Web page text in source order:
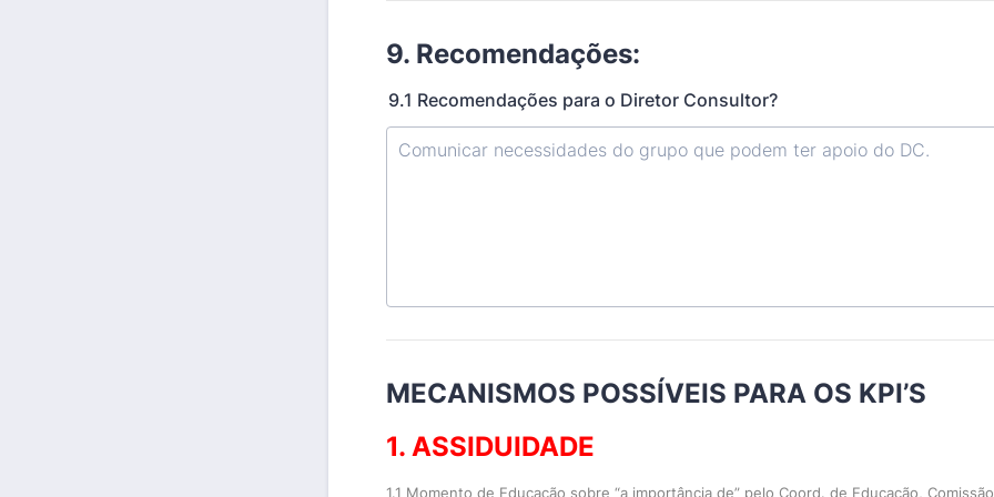
9. Recomendações:
9.1 Recomendações para o Diretor Consultor?
MECANISMOS POSSÍVEIS PARA OS KPI’S
1. ASSIDUIDADE
1.1 Momento de Educação sobre “a importância de” pelo Coord. de Educação,